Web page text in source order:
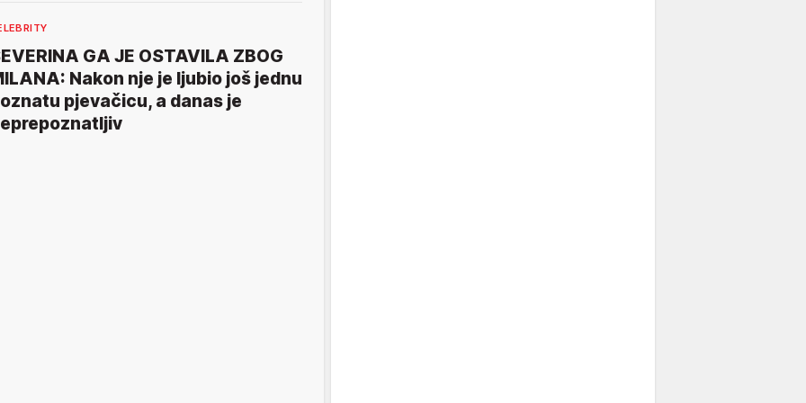
GA JE OSTAVILA ZBOG
Nakon nje je ljubio još jednu
pjevačicu, a danas je